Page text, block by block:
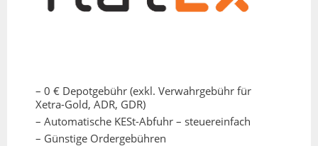
– 0 € Depotgebühr (exkl. Verwahrgebühr für
Xetra-Gold, ADR, GDR)
– Automatische KESt-Abfuhr – steuereinfach
– Günstige Ordergebühren